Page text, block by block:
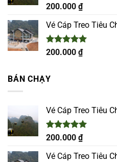
Được xếp
5.00
5 sao
200.000 ₫
Vé Cáp Treo Tiêu
Được xếp
5.00
200.000 ₫
BÁN CHẠY
Vé Cáp Treo Tiêu
Được xếp
5.00
5 sao
200.000 ₫
Vé Cáp Treo Tiêu